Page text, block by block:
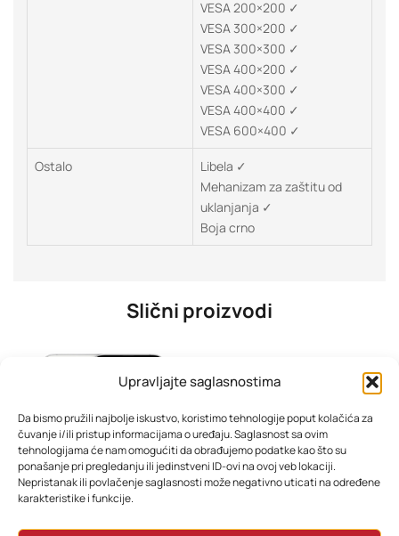
Upravljajte saglasnostima
Da bismo pružili najbolje iskustvo, koristimo tehnologije poput kolačića za
čuvanje i/ili pristup informacijama o uređaju. Saglasnost sa ovim
tehnologijama će nam omogućiti da obrađujemo podatke kao što su
ponašanje pri pregledanju ili jedinstveni ID-ovi na ovoj veb lokaciji.
Nepristanak ili povlačenje saglasnosti može negativno uticati na određene
karakteristike i funkcije.
VESA 200×200 ✓
VESA 300×200 ✓
VESA 300×300 ✓
VESA 400×200 ✓
VESA 400×300 ✓
VESA 400×400 ✓
VESA 600×400 ✓
Ostalo
Libela ✓
Mehanizam za zaštitu od
uklanjanja ✓
Boja crno
Slični proizvodi